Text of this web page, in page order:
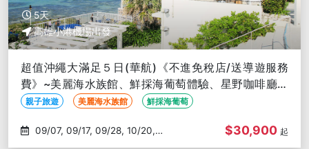
5天
高雄小港機場出發
超值沖繩大滿足５日(華航)《不進免稅店/送導遊服務
費》~美麗海水族館、鮮採海葡萄體驗、星野咖啡廳、
燒肉放題-高雄出發
親子旅遊 美麗海水族館 鮮採海葡萄
10/26
$30,900 起